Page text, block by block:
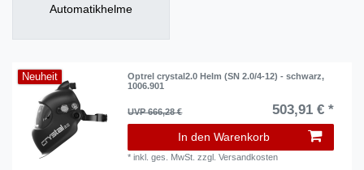
Automatikhelme
Neuheit
Optrel crystal2.0 Helm (SN 2.0/4-12) - schwarz,
1006.901
UVP 666,28 € 503,91 € *
In den Warenkorb
*inkl. ges. MwSt. zzgl.Versandkosten